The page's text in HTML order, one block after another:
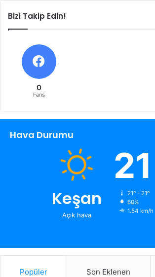
Bizi Takip Edin!
0
Fans
Hava Durumu
Keşan
Açık hava
21
21º - 21º
60%
1.54 km/h
Popüler Son Eklenen